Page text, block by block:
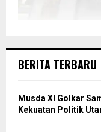
BERITA TERBARU
Musda XI Golkar
Kekuatan Politik